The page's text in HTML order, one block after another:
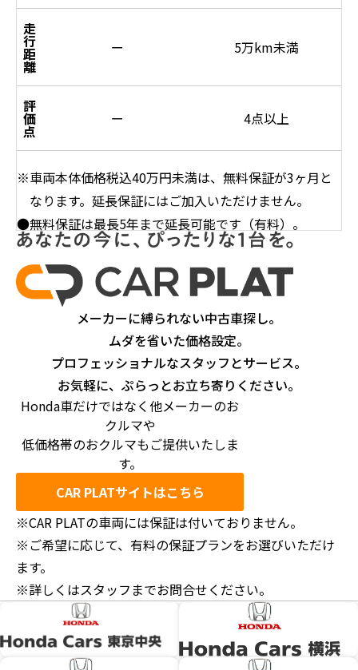
走
行
距
離
ー 5万km未満
評
価
点
ー 4点以上
※車両本体価格税込40万円未満は、無料保証が3ヶ月と
なります。延長保証にはご加入いただけません。
●無料保証は最長5年まで延長可能です（有料）。
メーカーに縛られない中古車探し。
ムダを省いた価格設定。
プロフェッショナルなスタッフとサービス。
お気軽に、ぷらっとお立ち寄りください。
Honda車だけではなく他メーカーのお
クルマや
低価格帯のおクルマもご提供いたしま
す。
CAR PLATサイトはこちら
※CAR PLATの車両には保証は付いておりません。
※ご希望に応じて、有料の保証プランをお選びいただけ
ます。
※詳しくはスタッフまでお問合せください。